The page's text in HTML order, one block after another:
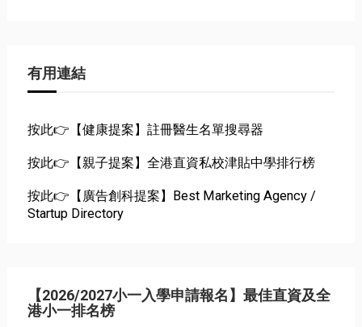
有用連結
按此👉【健康提案】註冊醫生名單搜尋器
按此👉【親子提案】全港直資私校津貼中學排行榜
按此👉【廣告創科提案】Best Marketing Agency /
Startup Directory
【2026/2027小一入學申請報名】最佳直資及全
港小一排名榜